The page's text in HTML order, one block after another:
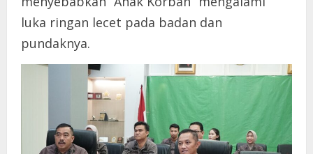
luka ringan lecet pada badan dan
pundaknya.